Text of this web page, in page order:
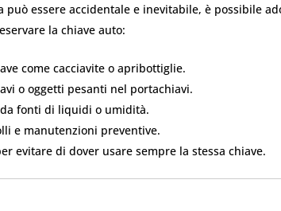
può essere accidentale e inevitabile, è possibile
la chiave auto:
come cacciavite o apribottiglie.
o oggetti pesanti nel portachiavi.
fonti di liquidi o umidità.
e manutenzioni preventive.
evitare di dover usare sempre la stessa chiave.